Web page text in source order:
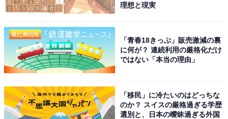
はまず利用しません」（千葉県／45歳男性）といったコ
3駅とも、とにかく「あまりよく知らない」「利用した
ことがない」といったコメントがほとんどで、JR中央線
でありながら新宿や八王子とはここまで知名度に開きが
あるのか、といった印象です。
理想と現実
「青春18きっぷ」販売激減の裏
に何が？ 連続利用の厳格化だけ
ではない「本当の理由」
「移民」に冷たいのはどっちな
のか？ スイスの厳格過ぎる学歴
選別と、日本の曖昧過ぎる外国